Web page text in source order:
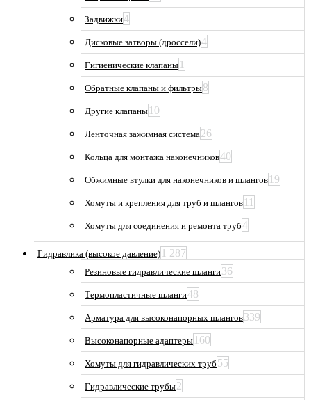
Задвижки4
Дисковые затворы (дроссели)4
Гигиенические клапаны 1
Обратные клапаны и фильтры8
Другие клапаны 10
Ленточная зажимная система26
Кольца для монтажа наконечников40
Обжимные втулки для наконечников и шлангов 19
Хомуты и крепления для труб и шлангов 11
Хомуты для соединения и ремонта труб4
Гидравлика (высокое давление) 1 287
Резиновые гидравлические шланги36
Термопластичные шланги48
Арматура для высоконапорных шлангов339
Высоконапорные адаптеры 160
Хомуты для гидравлических труб 55
Гидравлические трубы2